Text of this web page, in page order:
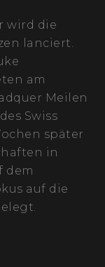
wird die
lanciert.
am
Meilen
Swiss
später
in
dem
auf die